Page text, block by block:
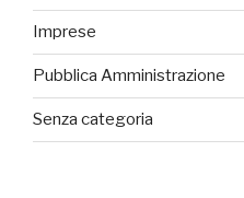
Imprese
Pubblica Amministrazione
Senza categoria